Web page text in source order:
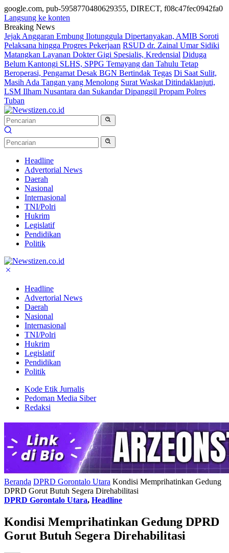
google.com, pub-5958770480629355, DIRECT, f08c47fec0942fa0
Langsung ke konten
Breaking News
Jejak Anggaran Embung Ilotunggula Dipertanyakan, AMIB Soroti
Pelaksana hingga Progres Pekerjaan RSUD dr. Zainal Umar Sidiki
Matangkan Layanan Dokter Gigi Spesialis, Kredensial Diduga
Belum Kantongi SLHS, SPPG Temayang dan Tahulu Tetap
Beroperasi, Pengamat Desak BGN Bertindak Tegas Di Saat Sulit,
Masih Ada Tangan yang Menolong Surat Waskat Ditindaklanjuti,
LSM Ilham Nusantara dan Sukandar Dipanggil Propam Polres
Tuban
Headline
Advertorial News
Daerah
Nasional
Internasional
TNI/Polri
Hukrim
Legislatif
Pendidikan
Politik
Headline
Advertorial News
Daerah
Nasional
Internasional
TNI/Polri
Hukrim
Legislatif
Pendidikan
Politik
Kode Etik Jurnalis
Pedoman Media Siber
Redaksi
Beranda DPRD Gorontalo Utara Kondisi Memprihatinkan Gedung
DPRD Gorut Butuh Segera Direhabilitasi
DPRD Gorontalo Utara, Headline
Kondisi Memprihatinkan Gedung DPRD
Gorut Butuh Segera Direhabilitasi